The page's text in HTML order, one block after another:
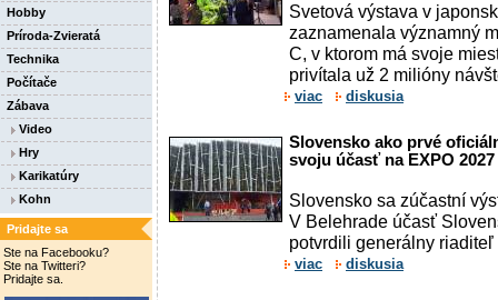
Hobby
Príroda-Zvieratá
Technika
Počítače
Zábava
Video
Hry
Karikatúry
Kohn
Pridajte sa
Ste na Facebooku?
Ste na Twitteri?
Pridajte sa.
Svetová výstava v
zaznamenala významný
C, v ktorom má svoje
privítala už 2 milióny
viac diskusia
Slovensko ako prvé
svoju účasť na EXPO 2027
Slovensko sa zúčastní
V Belehrade účasť
potvrdili generálny
viac diskusia